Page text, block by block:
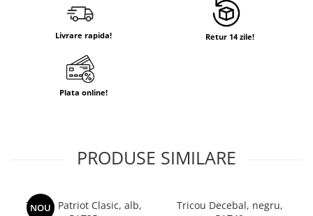
Livrare rapida! Retur 14 zile!
Plata online!
PRODUSE SIMILARE
NOU
Tricou Patriot Clasic, alb,
Tricou Decebal, negru,